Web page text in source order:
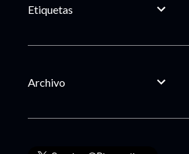
Etiquetas
Archivo